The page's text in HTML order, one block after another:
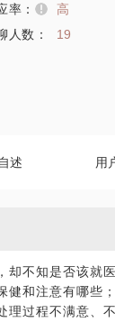
率：
高
人数：
19
述 用
不知是否该就
健和注意有哪些；
过程不满意、不